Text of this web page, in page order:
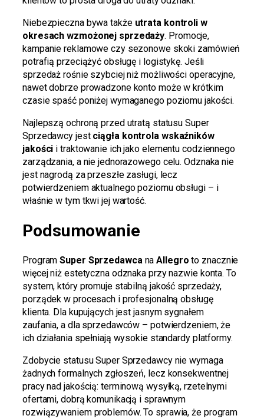
Niebezpieczna bywa także utrata kontroli w
okresach wzmożonej sprzedaży. Promocje,
kampanie reklamowe czy sezonowe skoki zamówień
potrafią przeciążyć obsługę i logistykę. Jeśli
sprzedaż rośnie szybciej niż możliwości operacyjne,
nawet dobrze prowadzone konto może w krótkim
czasie spaść poniżej wymaganego poziomu jakości.
Najlepszą ochroną przed utratą statusu Super
Sprzedawcy jest ciągła kontrola wskaźników
jakości i traktowanie ich jako elementu codziennego
zarządzania, a nie jednorazowego celu. Odznaka nie
jest nagrodą za przeszłe zasługi, lecz
potwierdzeniem aktualnego poziomu obsługi – i
właśnie w tym tkwi jej wartość.
Podsumowanie
ProgramSuper SprzedawcanaAllegro to znacznie
więcej niż estetyczna odznaka przy nazwie konta. To
system, który promuje stabilną jakość sprzedaży,
porządek w procesach i profesjonalną obsługę
klienta. Dla kupujących jest jasnym sygnałem
zaufania, a dla sprzedawców – potwierdzeniem, że
ich działania spełniają wysokie standardy platformy.
Zdobycie statusu Super Sprzedawcy nie wymaga
żadnych formalnych zgłoszeń, lecz konsekwentnej
pracy nad jakością: terminową wysyłką, rzetelnymi
ofertami, dobrą komunikacją i sprawnym
rozwiązywaniem problemów. To sprawia, że program